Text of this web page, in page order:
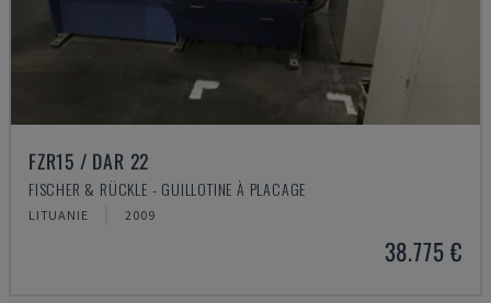
FZR15 / DAR 22
FISCHER & RÜCKLE - GUILLOTINE À PLACAGE
LITUANIE 2009
38.775 €